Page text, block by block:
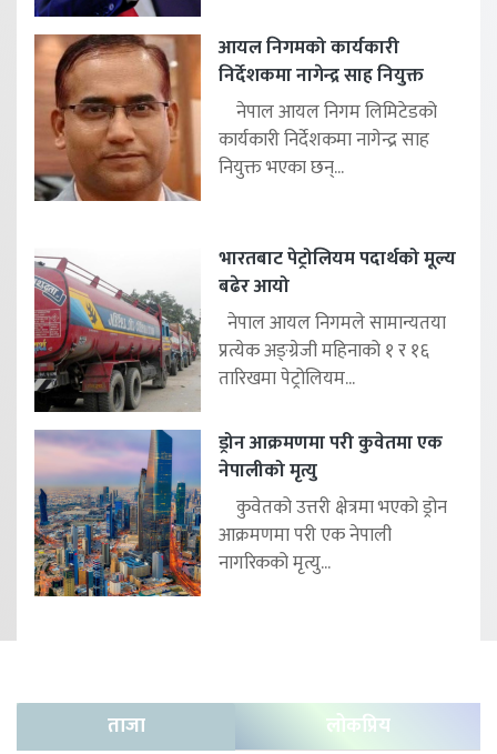
आयल निगमको कार्यकारी
निर्देशकमा नागेन्द्र साह नियुक्त
नेपाल आयल निगम लिमिटेडको
कार्यकारी निर्देशकमा नागेन्द्र साह
नियुक्त भएका छन्...
भारतबाट पेट्रोलियम पदार्थको मूल्य
बढेर आयो
नेपाल आयल निगमले सामान्यतया
प्रत्येक अङ्ग्रेजी महिनाको १ र १६
तारिखमा पेट्रोलियम...
ड्रोन आक्रमणमा परी कुवेतमा एक
नेपालीको मृत्यु
कुवेतको उत्तरी क्षेत्रमा भएको ड्रोन
आक्रमणमा परी एक नेपाली
नागरिकको मृत्यु...
ताजा लोकप्रिय